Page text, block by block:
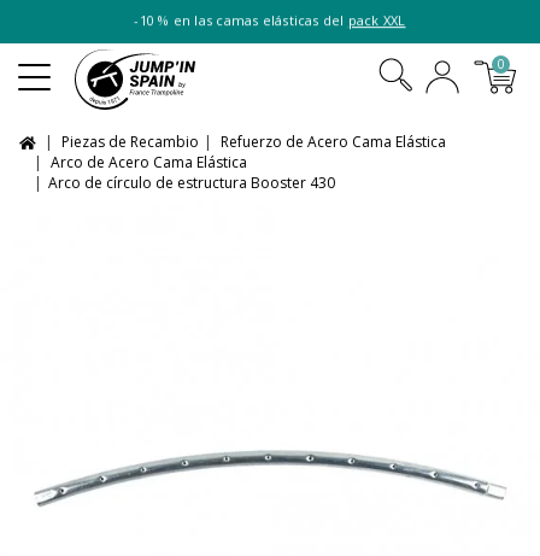
-10 % en las camas elásticas del pack XXL
0
Piezas de Recambio
Refuerzo de Acero Cama Elástica
Arco de Acero Cama Elástica
Arco de círculo de estructura Booster 430